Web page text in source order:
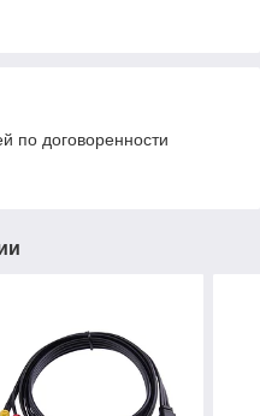
по договоренности